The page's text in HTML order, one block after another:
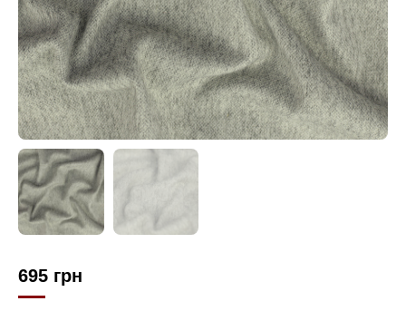
695 грн